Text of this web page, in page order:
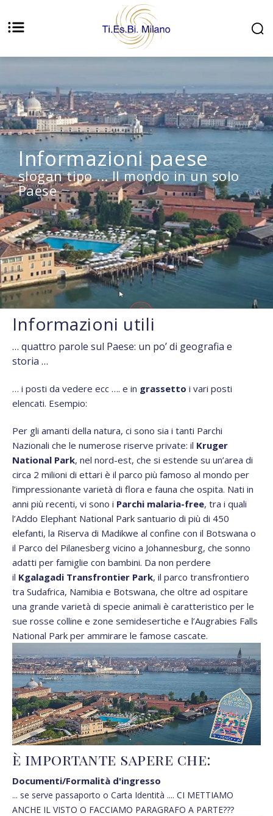
Informazioni paese
slogan tipo ... Il mondo in un solo
Paese
Informazioni utili
… quattro parole sul Paese: un po’ di geografia e
storia …
… i posti da vedere ecc …. e in grassetto i vari posti
elencati. Esempio:
Per gli amanti della natura, ci sono sia i tanti Parchi
Nazionali che le numerose riserve private: il Kruger
National Park, nel nord-est, che si estende su un’area di
circa 2 milioni di ettari è il parco più famoso al mondo per
l’impressionante varietà di flora e fauna che ospita. Nati in
anni più recenti, vi sono i Parchi malaria-free, tra i quali
l’Addo Elephant National Park santuario di più di 450
elefanti, la Riserva di Madikwe al confine con il Botswana o
il Parco del Pilanesberg vicino a Johannesburg, che sonno
adatti per famiglie con bambini. Da non perdere
il Kgalagadi Transfrontier Park, il parco transfrontiero
tra Sudafrica, Namibia e Botswana, che oltre ad ospitare
una grande varietà di specie animali è caratteristico per le
sue rosse colline e zone semidesertiche e l’Augrabies Falls
National Park per ammirare le famose cascate.
è importante sapere che:
Documenti/Formalità d'ingresso
... se serve passaporto o Carta Identità .... CI METTIAMO
ANCHE IL VISTO O FACCIAMO PARAGRAFO A PARTE???